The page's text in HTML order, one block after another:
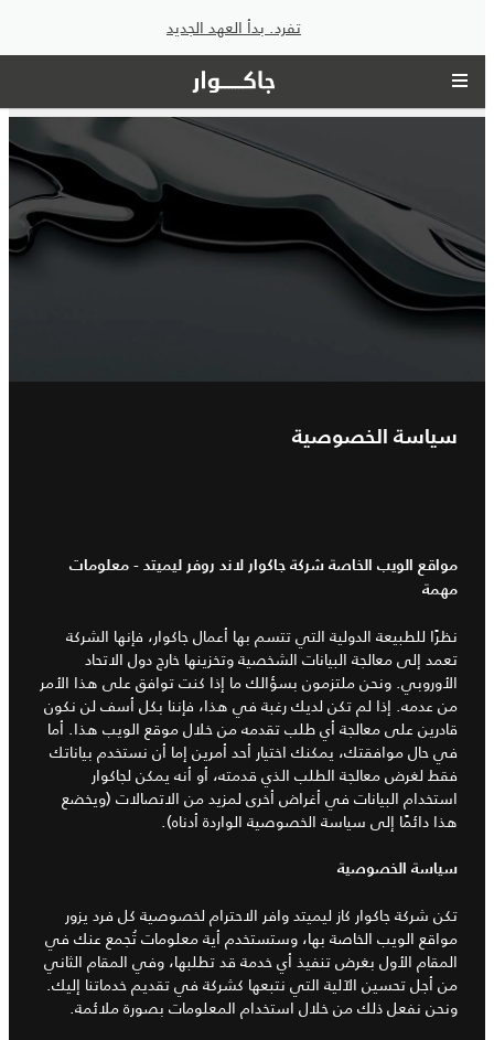
تفرد. بدأ العهد الجديد
سياسة الخصوصية
مواقع الويب الخاصة شركة جاكوار لاند روفر ليميتد - معلومات
مهمة
نظرًا للطبيعة الدولية التي تتسم بها أعمال جاكوار، فإنها الشركة
تعمد إلى معالجة البيانات الشخصية وتخزينها خارج دول الاتحاد
الأوروبي. ونحن ملتزمون بسؤالك ما إذا كنت توافق على هذا الأمر
من عدمه. إذا لم تكن لديك رغبة في هذا، فإننا بكل أسف لن نكون
قادرين على معالجة أي طلب تقدمه من خلال موقع الويب هذا. أما
في حال موافقتك، يمكنك اختيار أحد أمرين إما أن نستخدم بياناتك
فقط لغرض معالجة الطلب الذي قدمته، أو أنه يمكن لجاكوار
استخدام البيانات في أغراض أخرى لمزيد من الاتصالات (ويخضع
هذا دائمًا إلى سياسة الخصوصية الواردة أدناه).
سياسة الخصوصية
تكن شركة جاكوار كاز ليميتد وافر الاحترام لخصوصية كل فرد يزور
مواقع الويب الخاصة بها، وستستخدم أية معلومات تُجمع عنك في
المقام الأول بغرض تنفيذ أي خدمة قد تطلبها، وفي المقام الثاني
من أجل تحسين الآلية التي نتبعها كشركة في تقديم خدماتنا إليك.
ونحن نفعل ذلك من خلال استخدام المعلومات بصورة ملائمة.